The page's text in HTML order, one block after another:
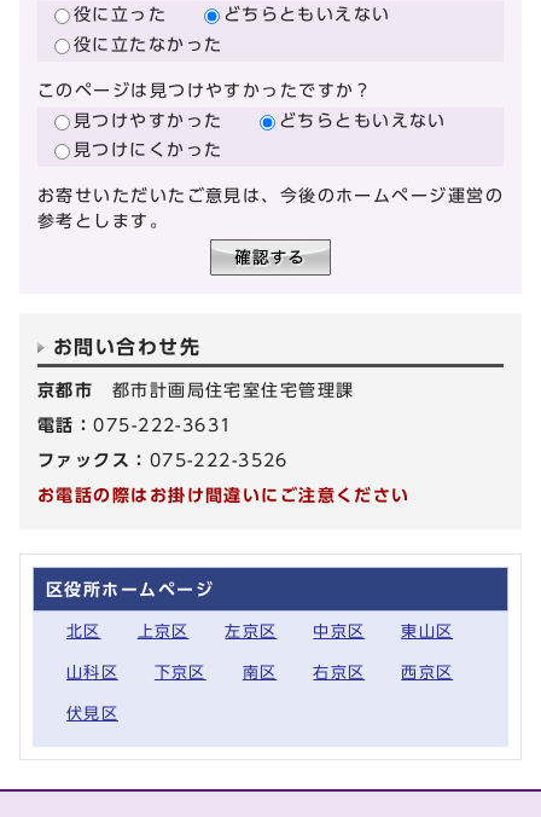
役に立った
どちらともいえない
役に立たなかった
このページは見つけやすかったですか？
見つけやすかった
どちらともいえない
見つけにくかった
お寄せいただいたご意見は、今後のホームページ運営の
参考とします。
お問い合わせ先
京都市 都市計画局住宅室住宅管理課
電話：075-222-3631
ファックス： 075-222-3526
お電話の際はお掛け間違いにご注意ください
区役所ホームページ
北区 上京区 左京区 中京区 東山区
山科区 下京区 南区 右京区 西京区
伏見区